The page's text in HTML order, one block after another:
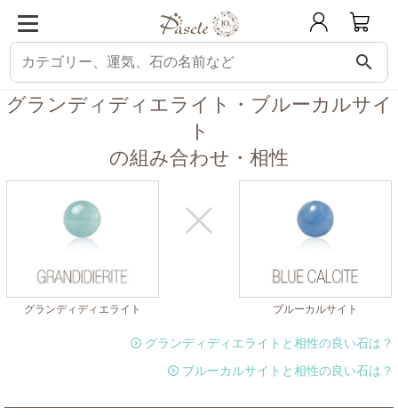
search
パスクル 組み合わせ・相性チェック グランディディエライトと相性の良い石
グランディディエライト・ブルーカルサイ
ト
の組み合わせ・相性
グランディディエライト ブルーカルサイト
グランディディエライトと相性の良い石は？
ブルーカルサイトと相性の良い石は？